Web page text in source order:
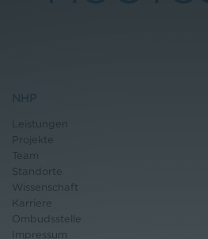
Kontakt
NHP
Leistungen
Projekte
Team
Standorte
Wissenschaft
Karriere
Ombudsstelle
Impressum